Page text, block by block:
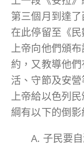
第三個月到達
在此停留至《
上帝向他們頒
約，又教導他
活、守節及安
上帝給以色列
綱有以下的倒影
A. 子民要